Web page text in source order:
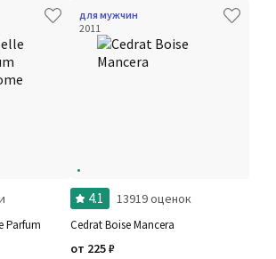
Parfum
для мужчин
2011
4.1 13919 оценок
Cedrat Boise Mancera
от 225₽